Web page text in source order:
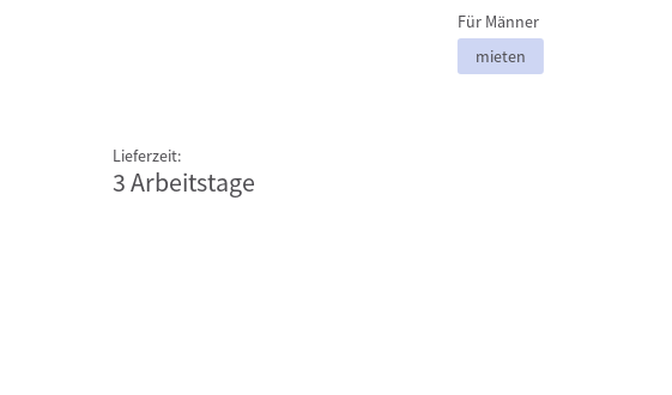
Für Männer
mieten
Lieferzeit:
3 Arbeitstage